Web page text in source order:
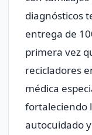
diagnósticos
entrega de
primera vez
recicladores
médica
fortaleciendo
autocuidado